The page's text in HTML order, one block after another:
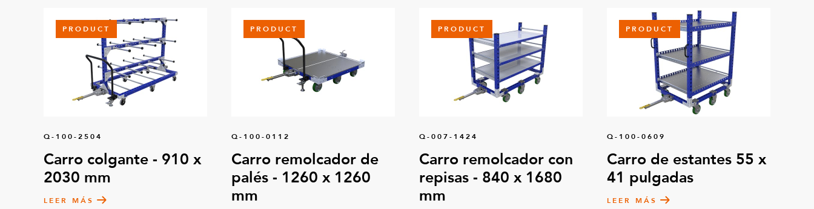
PRODUCT
Q-100-2504
Carro colgante - 910 x
2030 mm
LEER MÁS
PRODUCT
Q-100-0112
Carro remolcador de
palés - 1260 x 1260
mm
PRODUCT
Q-007-1424
Carro remolcador con
repisas - 840 x 1680
mm
PRODUCT
Q-100-0609
Carro de estantes 55 x
41 pulgadas
LEER MÁS